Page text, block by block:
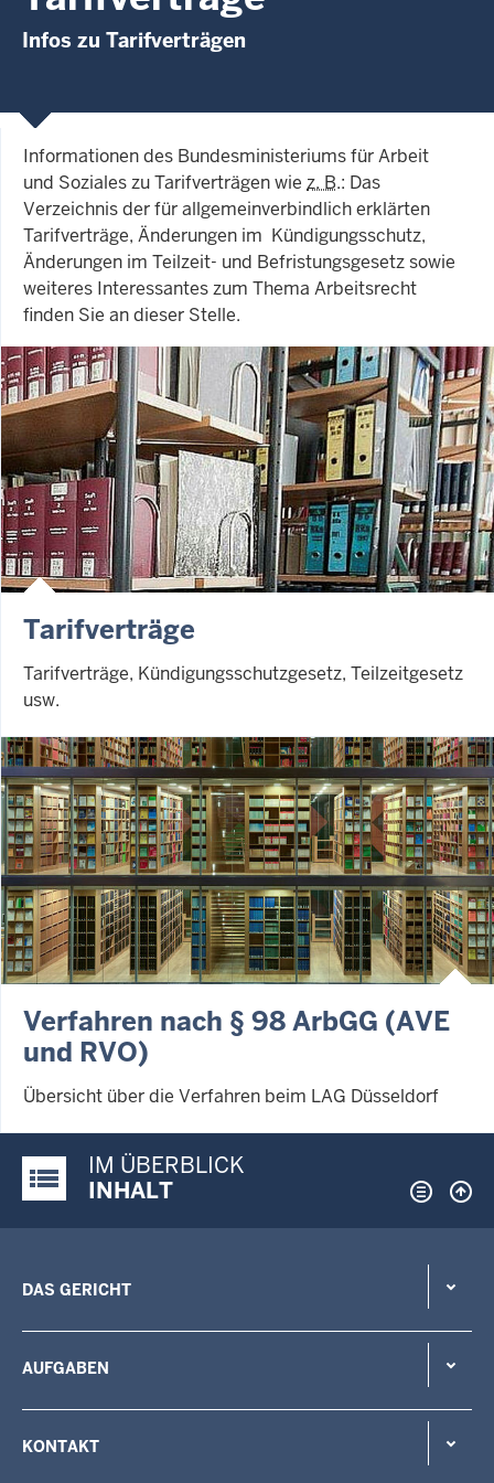
Infos zu Tarifverträgen
Informationen des Bundesministeriums für Arbeit
und Sozialeszu Tarifverträgen wie z. B.: Das
Verzeichnis der für allgemeinverbindlich erklärten
Tarifverträge, Änderungen im Kündigungsschutz,
Änderungen im Teilzeit- und Befristungsgesetz sowie
weiteres Interessantes zum Thema Arbeitsrecht
finden Sie an dieser Stelle.
Tarifverträge
Tarifverträge, Kündigungsschutzgesetz, Teilzeitgesetz
usw.
Verfahren nach § 98 ArbGG (AVE
und RVO)
Übersicht über die Verfahren beim LAG Düsseldorf
Justiz-Portal im Überblick:
IM ÜBERBLICK
INHALT
DAS GERICHT
AUFGABEN
KONTAKT